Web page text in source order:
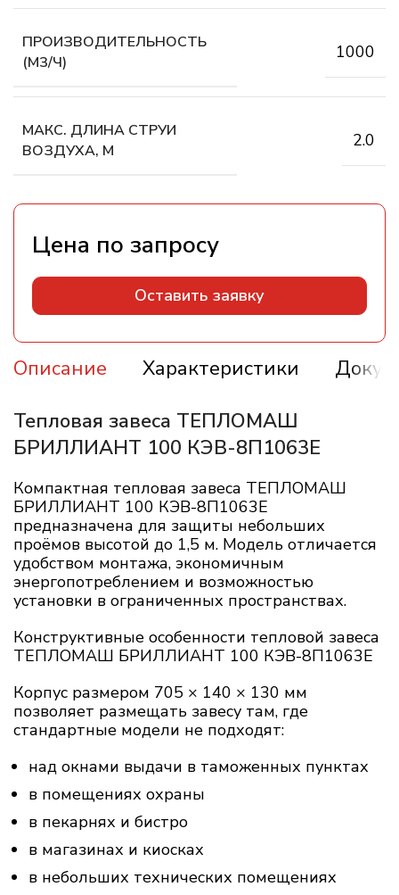
ПРОИЗВОДИТЕЛЬНОСТЬ
(М3/Ч)
1000
МАКС. ДЛИНА СТРУИ
ВОЗДУХА, М
2.0
Оставить заявку
Описание Характеристики
Тепловая завеса ТЕПЛОМАШ
БРИЛЛИАНТ 100 КЭВ-8П1063E
Компактная тепловая завеса ТЕПЛОМАШ
БРИЛЛИАНТ 100 КЭВ-8П1063E
предназначена для защиты небольших
проёмов высотой до 1,5 м. Модель отличается
удобством монтажа, экономичным
энергопотреблением и возможностью
установки в ограниченных пространствах.
Конструктивные особенности тепловой завеса
ТЕПЛОМАШ БРИЛЛИАНТ 100 КЭВ-8П1063E
Корпус размером 705 × 140 × 130 мм
позволяет размещать завесу там, где
стандартные модели не подходят:
над окнами выдачи в таможенных пунктах
в помещениях охраны
в пекарнях и бистро
в магазинах и киосках
в небольших технических помещениях